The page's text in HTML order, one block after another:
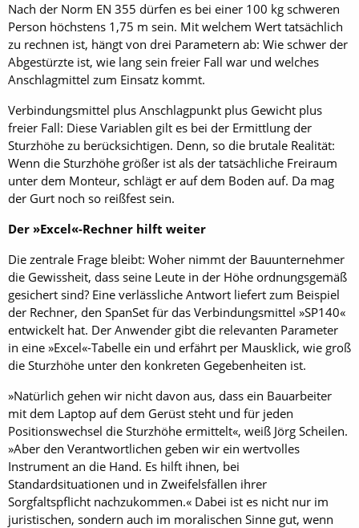
Nach der Norm EN 355 dürfen es bei einer 100 kg schweren
Person höchstens 1,75 m sein. Mit welchem Wert tatsächlich
zu rechnen ist, hängt von drei Parametern ab: Wie schwer der
Abgestürzte ist, wie lang sein freier Fall war und welches
Anschlagmittel zum Einsatz kommt.
Verbindungsmittel plus Anschlagpunkt plus Gewicht plus
freier Fall: Diese Variablen gilt es bei der Ermittlung der
Sturzhöhe zu berücksichtigen. Denn, so die brutale Realität:
Wenn die Sturzhöhe größer ist als der tatsächliche Freiraum
unter dem Monteur, schlägt er auf dem Boden auf. Da mag
der Gurt noch so reißfest sein.
Der »Excel«-Rechner hilft weiter
Die zentrale Frage bleibt: Woher nimmt der Bauunternehmer
die Gewissheit, dass seine Leute in der Höhe ordnungsgemäß
gesichert sind? Eine verlässliche Antwort liefert zum Beispiel
der Rechner, den SpanSet für das Verbindungsmittel »SP140«
entwickelt hat. Der Anwender gibt die relevanten Parameter
in eine »Excel«-Tabelle ein und erfährt per Mausklick, wie groß
die Sturzhöhe unter den konkreten Gegebenheiten ist.
»Natürlich gehen wir nicht davon aus, dass ein Bauarbeiter
mit dem Laptop auf dem Gerüst steht und für jeden
Positionswechsel die Sturzhöhe ermittelt«, weiß Jörg Scheilen.
»Aber den Verantwortlichen geben wir ein wertvolles
Instrument an die Hand. Es hilft ihnen, bei
Standardsituationen und in Zweifelsfällen ihrer
Sorgfaltspflicht nachzukommen.« Dabei ist es nicht nur im
juristischen, sondern auch im moralischen Sinne gut, wenn